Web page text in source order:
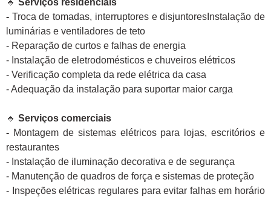
🔹 Serviços residenciais
- Troca de tomadas, interruptores e disjuntoresInstalação de
luminárias e ventiladores de teto
- Reparação de curtos e falhas de energia
- Instalação de eletrodomésticos e chuveiros elétricos
- Verificação completa da rede elétrica da casa
- Adequação da instalação para suportar maior carga
🔹 Serviços comerciais
- Montagem de sistemas elétricos para lojas, escritórios e
restaurantes
- Instalação de iluminação decorativa e de segurança
- Manutenção de quadros de força e sistemas de proteção
- Inspeções elétricas regulares para evitar falhas em horário